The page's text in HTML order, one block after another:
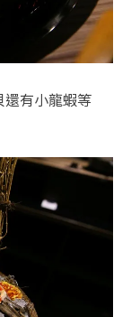
還有小龍蝦等